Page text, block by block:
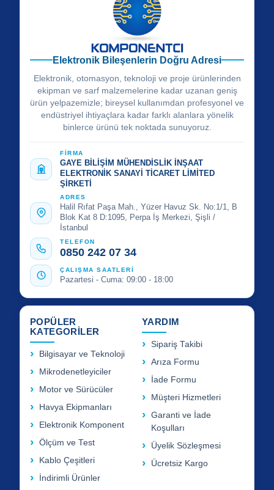
Elektronik Bileşenlerin Doğru Adresi
Elektronik, otomasyon, teknoloji ve proje ürünlerinden
ekipman ve sarf malzemelerine kadar uzanan geniş
ürün yelpazemizle; bireysel kullanımdan profesyonel ve
endüstriyel ihtiyaçlara kadar farklı alanlara yönelik
binlerce ürünü tek noktada sunuyoruz.
FİRMA
GAYE BİLİŞİM MÜHENDİSLİK İNŞAAT
ELEKTRONİK SANAYİ TİCARET LİMİTED
ŞİRKETİ
ADRES
Halil Rıfat Paşa Mah., Yüzer Havuz Sk. No:1/1, B
Blok Kat 8 D:1095, Perpa İş Merkezi, Şişli /
İstanbul
TELEFON
0850 242 07 34
ÇALIŞMA SAATLERİ
Pazartesi - Cuma: 09:00 - 18:00
POPÜLER
KATEGORİLER
Bilgisayar ve Teknoloji
Mikrodenetleyiciler
Motor ve Sürücüler
Havya Ekipmanları
Elektronik Komponent
Ölçüm ve Test
Kablo Çeşitleri
İndirimli Ürünler
YARDIM
Sipariş Takibi
Arıza Formu
İade Formu
Müşteri Hizmetleri
Garanti ve İade
Koşulları
Üyelik Sözleşmesi
Ücretsiz Kargo